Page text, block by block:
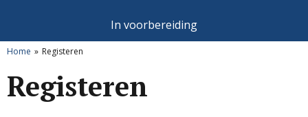
In voorbereiding
Home Registeren
Registeren